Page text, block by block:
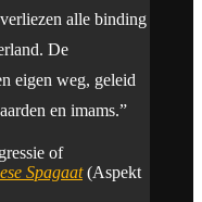
alle binding
De
eigen weg, geleid
en imams.”
of
Spagaat(Aspekt